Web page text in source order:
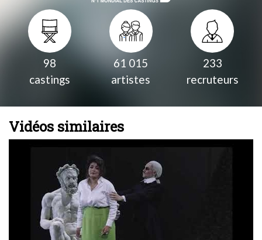
98
castings
61 015
artistes
233
recruteurs
Vidéos similaires